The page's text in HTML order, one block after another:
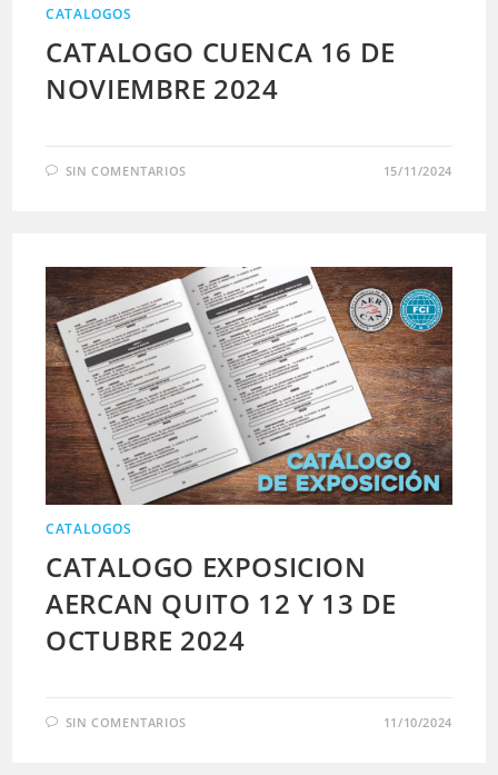
CATALOGOS
CATALOGO CUENCA 16 DE
NOVIEMBRE 2024
SIN COMENTARIOS 15/11/2024
CATALOGOS
CATALOGO EXPOSICION
AERCAN QUITO 12 Y 13 DE
OCTUBRE 2024
SIN COMENTARIOS 11/10/2024